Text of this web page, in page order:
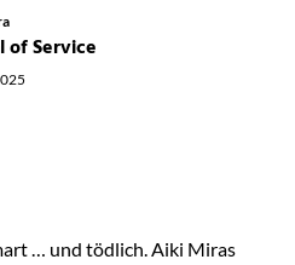
of Service
… und tödlich. Aiki Miras